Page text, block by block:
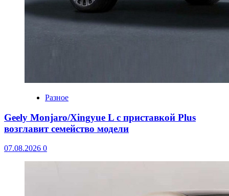
Разное
Geely Monjaro/Xingyue L с приставкой Plus
возглавит семейство модели
07.08.2026 0